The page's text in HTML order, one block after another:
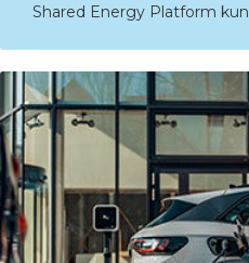
Shared Energy Platform